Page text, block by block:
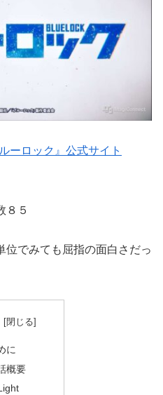
ーロック』公式サイト
８５
位でみても屈指の面白さだっ
に
概要